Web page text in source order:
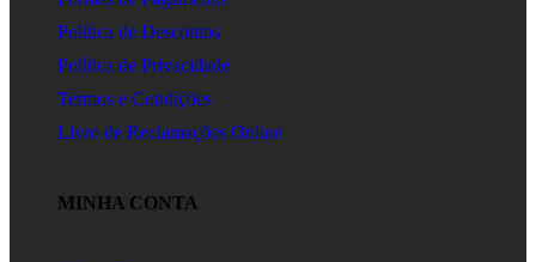
Política de Descontos
Política de Privacidade
Termos e Condições
Livro de Reclamações Online
MINHA CONTA